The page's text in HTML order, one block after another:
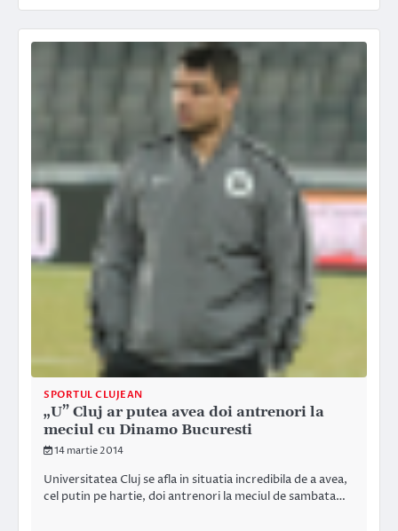
SPORTUL CLUJEAN
„U” Cluj ar putea avea doi antrenori la
meciul cu Dinamo Bucuresti
14 martie 2014
Universitatea Cluj se afla in situatia incredibila de a avea,
cel putin pe hartie, doi antrenori la meciul de sambata…